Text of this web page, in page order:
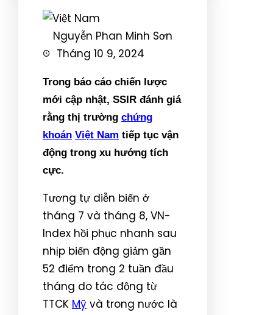
Nguyễn Phan Minh Sơn
Tháng 10 9, 2024
Trong báo cáo chiến lược
mới cập nhật, SSIR đánh giá
rằng thị trường chứng
khoán Việt Nam tiếp tục vận
động trong xu hướng tích
cực.
Tương tự diễn biến ở
tháng 7 và tháng 8, VN-
Index hồi phục nhanh sau
nhịp biến động giảm gần
52 điểm trong 2 tuần đầu
tháng do tác động từ
TTCK Mỹ và trong nước là